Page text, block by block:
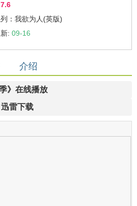
7.6
：我欲为人(英版)
: 09-16
介绍
》在线播放
雷下载